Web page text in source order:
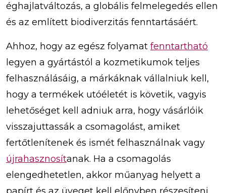
éghajlatváltozás, a globális felmelegedés ellen
és az említett biodiverzitás fenntartásáért.
Ahhoz, hogy az egész folyamat fenntartható
legyen a gyártástól a kozmetikumok teljes
felhasználásáig, a márkáknak vállalniuk kell,
hogy a termékek utóéletét is követik, vagyis
lehetőséget kell adniuk arra, hogy vásárlóik
visszajuttassák a csomagolást, amiket
fertőtlenítenek és ismét felhasználnak vagy
újrahasznosítanak. Ha a csomagolás
elengedhetetlen, akkor műanyag helyett a